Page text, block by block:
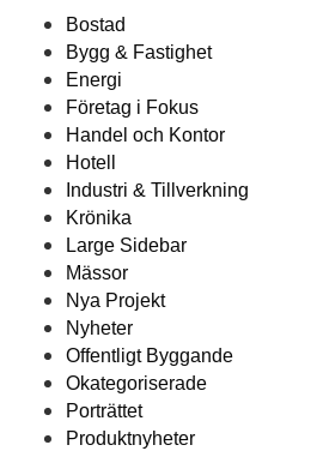
Bostad
Bygg & Fastighet
Energi
Företag i Fokus
Handel och Kontor
Hotell
Industri & Tillverkning
Krönika
Large Sidebar
Mässor
Nya Projekt
Nyheter
Offentligt Byggande
Okategoriserade
Porträttet
Produktnyheter